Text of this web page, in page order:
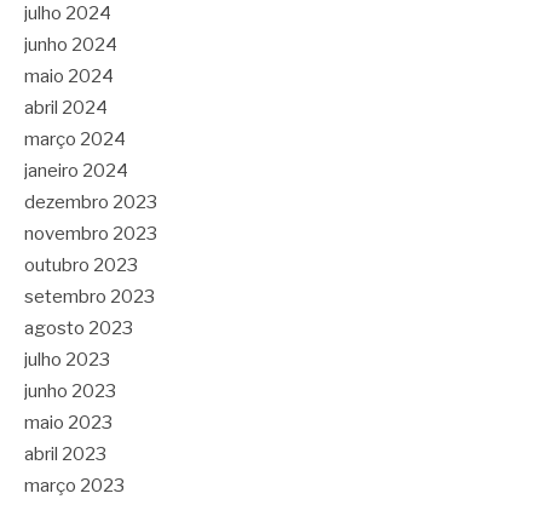
julho 2024
junho 2024
maio 2024
abril 2024
março 2024
janeiro 2024
dezembro 2023
novembro 2023
outubro 2023
setembro 2023
agosto 2023
julho 2023
junho 2023
maio 2023
abril 2023
março 2023